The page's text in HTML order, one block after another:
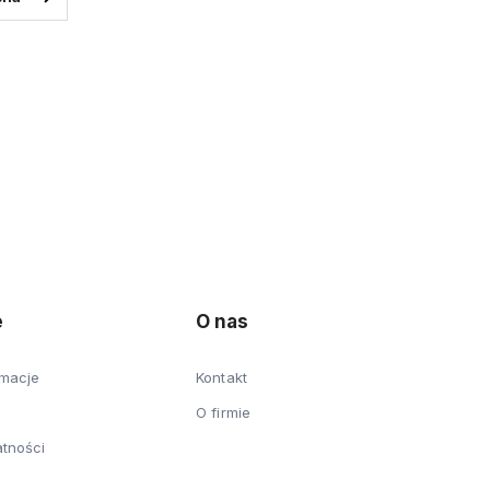
O nas
Kontakt
O firmie